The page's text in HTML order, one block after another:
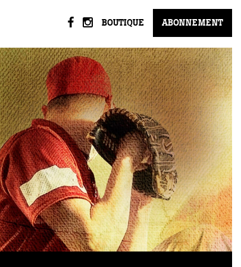
BOUTIQUE ABONNEMENT